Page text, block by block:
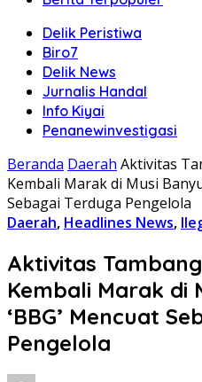
Delik Peristiwa
Biro7
Delik News
Jurnalis Handal
Info Kiyai
Penanewinvestigasi
Beranda Daerah Aktivitas
Kembali Marak di Musi
Sebagai Terduga Pengelola
Daerah, Headlines News,
Aktivitas
Kembali Marak di
‘BBG’ Mencuat
Pengelola